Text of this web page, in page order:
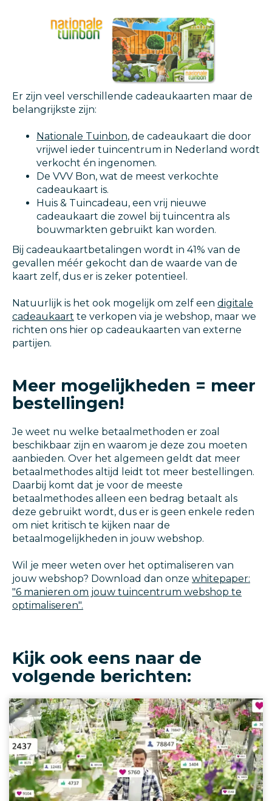
Er zijn veel verschillende cadeaukaarten maar de
belangrijkste zijn:
Nationale Tuinbon, de cadeaukaart die door
vrijwel ieder tuincentrum in Nederland wordt
verkocht én ingenomen.
De VVV Bon, wat de meest verkochte
cadeaukaart is.
Huis & Tuincadeau, een vrij nieuwe
cadeaukaart die zowel bij tuincentra als
bouwmarkten gebruikt kan worden.
Bij cadeaukaartbetalingen wordt in 41% van de
gevallen méér gekocht dan de waarde van de
kaart zelf, dus er is zeker potentieel.
Natuurlijk is het ook mogelijk om zelf een digitale
cadeaukaart te verkopen via je webshop, maar we
richten ons hier op cadeaukaarten van externe
partijen.
Meer mogelijkheden = meer
bestellingen!
Je weet nu welke betaalmethoden er zoal
beschikbaar zijn en waarom je deze zou moeten
aanbieden. Over het algemeen geldt dat meer
betaalmethodes altijd leidt tot meer bestellingen.
Daarbij komt dat je voor de meeste
betaalmethodes alleen een bedrag betaalt als
deze gebruikt wordt, dus er is geen enkele reden
om niet kritisch te kijken naar de
betaalmogelijkheden in jouw webshop.
Wil je meer weten over het optimaliseren van
jouw webshop? Download dan onze whitepaper:
"6 manieren om jouw tuincentrum webshop te
optimaliseren".
Kijk ook eens naar de
volgende berichten: